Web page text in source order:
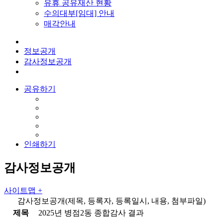
유휴 공유재산 현황
수의대부[임대] 안내
매각안내
정보공개
감사정보공개
공유하기
인쇄하기
감사정보공개
사이트맵 +
감사정보공개(제목, 등록자, 등록일시, 내용, 첨부파일)
제목
2025년 병점2동 종합감사 결과